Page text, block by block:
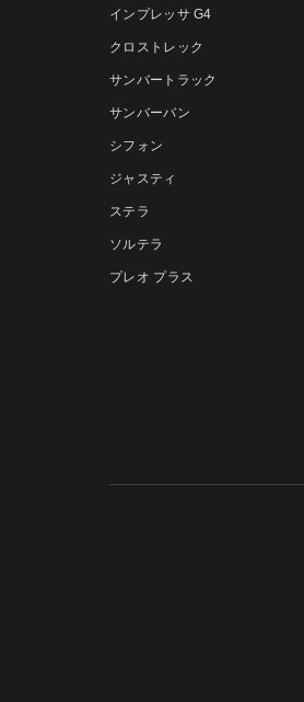
インプレッサ G4
クロストレック
サンバートラック
サンバーバン
シフォン
ジャスティ
ステラ
ソルテラ
プレオ プラス